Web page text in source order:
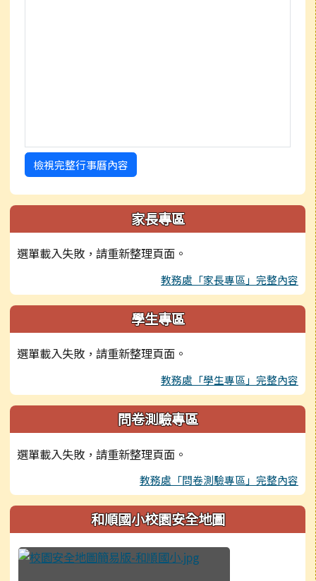
檢視完整行事曆內容
家長專區
選單載入失敗，請重新整理頁面。
教務處「家長專區」完整內容
學生專區
選單載入失敗，請重新整理頁面。
教務處「學生專區」完整內容
問卷測驗專區
選單載入失敗，請重新整理頁面。
教務處「問卷測驗專區」完整內容
和順國小校園安全地圖